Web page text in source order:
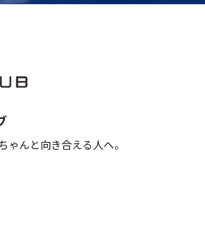
ゃんと向き合える人へ。